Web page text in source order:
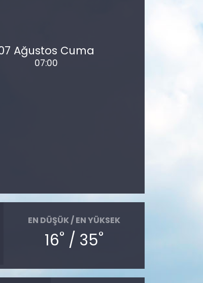
Ağustos Cuma
07:00
EN DÜŞÜK / EN YÜKSEK
16° / 35°